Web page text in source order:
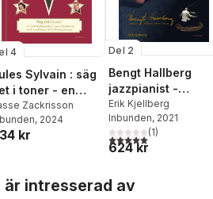
4
Sylvain : säg
i toner - en
Zackrisson
, 2024
kr
Del 2
Bengt Hallberg
jazzpianist -
kompositör -
arrangör -
pedagog
Erik Kjellberg
Inbunden, 2021
5,0utav 5 stjärnor.
(1)
624 kr
är intresserad av